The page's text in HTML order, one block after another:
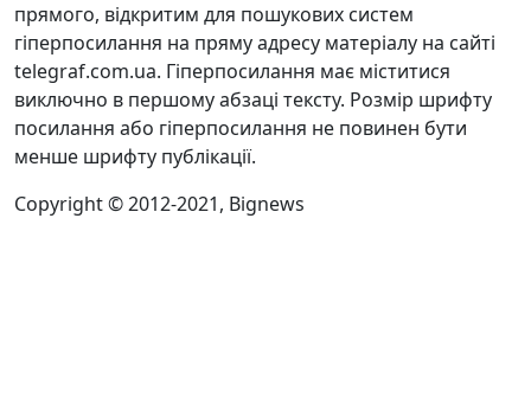
прямого, відкритим для пошукових систем
гіперпосилання на пряму адресу матеріалу на сайті
telegraf.com.ua. Гіперпосилання має міститися
виключно в першому абзаці тексту. Розмір шрифту
посилання або гіперпосилання не повинен бути
менше шрифту публікації.
Copyright © 2012-2021, Bignews